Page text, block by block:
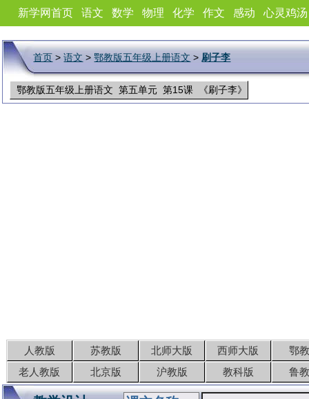
新学网首页 语文 数学 物理 化学 作文 感动 心灵鸡汤
首页 >语文 >鄂教版五年级上册语文 > 刷子李
鄂教版五年级上册语文 第五单元 第15课 《刷子李》
人教版 苏教版 北师大版 西师大版
鄂
老人教版
北京版 沪教版 教科版 鲁